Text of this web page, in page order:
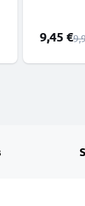
Video
Ray,
Precio
9,45 €